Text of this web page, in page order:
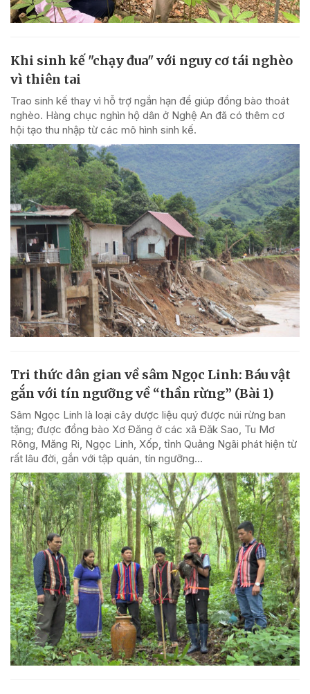
Khi sinh kế "chạy đua" với nguy cơ tái nghèo
vì thiên tai
Trao sinh kế thay vì hỗ trợ ngắn hạn để giúp đồng bào thoát
nghèo. Hàng chục nghìn hộ dân ở Nghệ An đã có thêm cơ
hội tạo thu nhập từ các mô hình sinh kế.
Tri thức dân gian về sâm Ngọc Linh: Báu vật
gắn với tín ngưỡng về “thần rừng” (Bài 1)
Sâm Ngọc Linh là loại cây dược liệu quý được núi rừng ban
tặng; được đồng bào Xơ Đăng ở các xã Đăk Sao, Tu Mơ
Rông, Măng Ri, Ngọc Linh, Xốp, tỉnh Quảng Ngãi phát hiện từ
rất lâu đời, gắn với tập quán, tín ngưỡng...